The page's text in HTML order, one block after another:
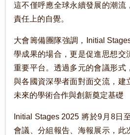
這不僅呼應全球永續發展的潮流
責任上的自覺。
大會籌備團隊強調，Initial
學成果的場合，更是促進思想交
重要平台。透過多元的會議形式
與各國資深學者面對面交流，建
未來的學術合作與創新奠定基礎
Initial Stages 2025 將於9月8日
會議、分組報告、海報展示，此